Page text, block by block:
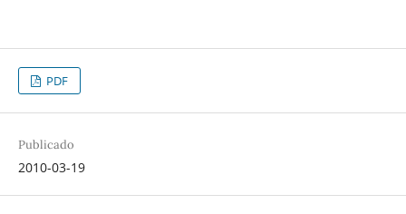
PDF
Publicado
2010-03-19